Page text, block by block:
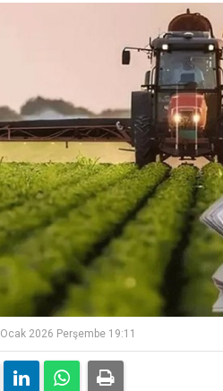
2026 Perşembe 19:11